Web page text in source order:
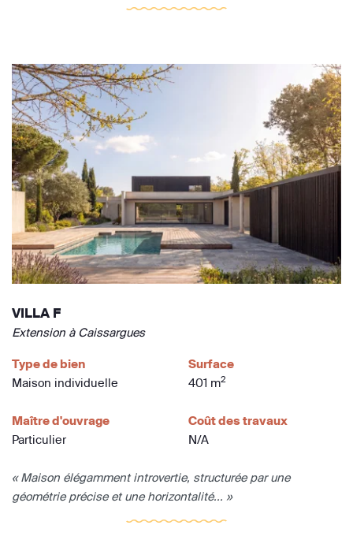
VILLA F
Extension à Caissargues
Type de bien
Maison individuelle
Surface
401 m2
Maître d'ouvrage
Particulier
Coût des travaux
N/A
« Maison élégamment introvertie, structurée par une
géométrie précise et une horizontalité... »